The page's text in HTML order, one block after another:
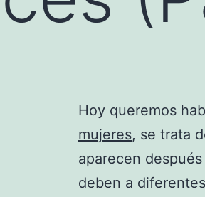
Hoy queremos
mujeres, se trata
aparecen
deben a